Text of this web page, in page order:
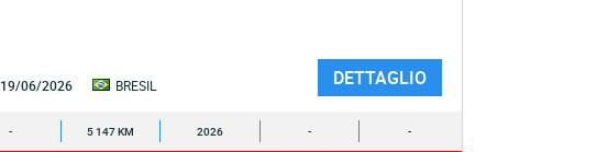
19/06/2026 BRESIL DETTAGLIO
- 5 147 KM 2026 - -